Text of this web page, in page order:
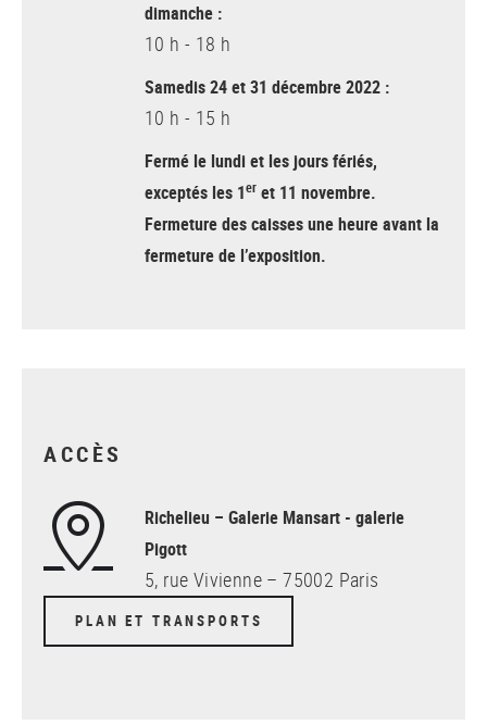
dimanche :
10 h - 18 h
Samedis 24 et 31 décembre 2022 :
10 h - 15 h
Fermé le lundi et les jours fériés,
exceptés les 1er et 11 novembre.
Fermeture des caisses une heure avant la
fermeture de l’exposition.
ACCÈS
Richelieu – Galerie Mansart - galerie
Pigott
5, rue Vivienne – 75002 Paris
PLAN ET TRANSPORTS